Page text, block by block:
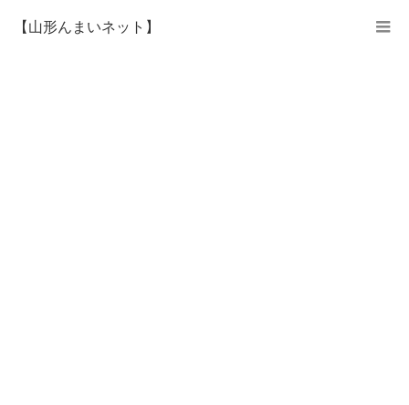
【山形んまいネット】